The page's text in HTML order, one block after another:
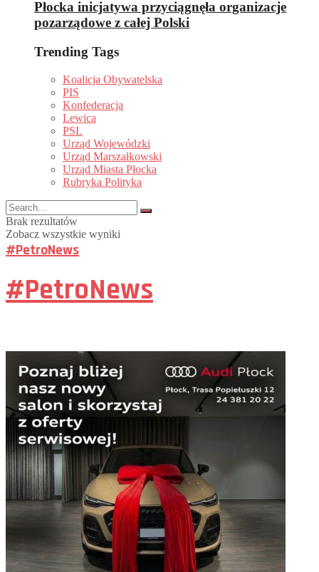
Płocka inicjatywa przyciągnęła organizacje
pozarządowe z całej Polski
Trending Tags
Koalicja Obywatelska
PIS
Konfederacja
Lewica
PSL
Urząd Wojewódzki
Urząd Marszałkowski
Urząd Miasta Płocka
Rubryka Polityka
Brak rezultatów
Zobacz wszystkie wyniki
#PetroNews
#PetroNews